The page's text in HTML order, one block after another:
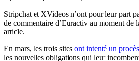
Stripchat et XVideos n’ont pour leur part
de commentaire d’Euractiv au moment de
article.
En mars, les trois sites ont intenté un procès
les nouvelles obligations qui leur